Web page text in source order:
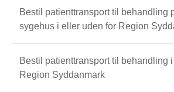
Bestil patienttransport til behandling
sygehus i eller uden for Region
Bestil patienttransport til behandling
Region Syddanmark